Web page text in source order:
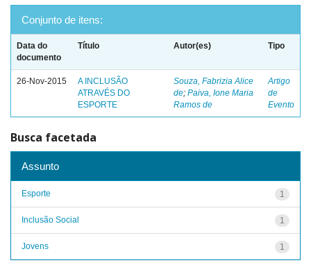
Conjunto de itens:
Data do
documento
Título Autor(es) Tipo
26-Nov-2015
A INCLUSÃO
ATRAVÉS DO
ESPORTE
Souza, Fabrizia Alice
de; Paiva, Ione Maria
Ramos de
Artigo
de
Evento
Busca facetada
Assunto
1
Esporte
1
Inclusão Social
1
Jovens